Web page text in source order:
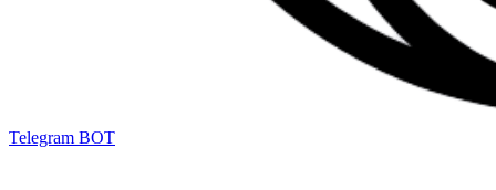
Telegram BOT